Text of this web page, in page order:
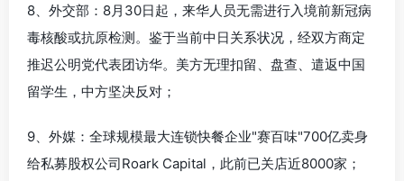
8、外交部：8月30日起，来华人员无需进行入境前新冠病
毒核酸或抗原检测。鉴于当前中日关系状况，经双方商定
推迟公明党代表团访华。美方无理扣留、盘查、遣返中国
留学生，中方坚决反对；
9、外媒：全球规模最大连锁快餐企业"赛百味"700亿卖身
给私募股权公司Roark Capital，此前已关店近8000家；